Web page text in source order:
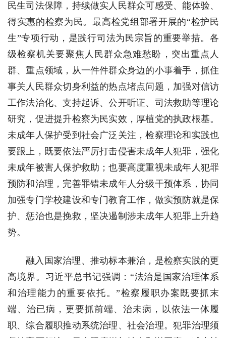
民生司法保障，持续做实人民群众可感受、能体验、
得实惠的检察为民。最高检党组部署开展的“检护民
生”专项行动，是践行司法为民宗旨的重要举措。各
级检察机关要聚焦人民群众急难愁盼，突出重点人
群、重点领域，从一件件群众身边的小事着手，抓住
事关人民群众切身利益的热点堵点问题，加强对信访
工作法治化、支持起诉、公开听证、司法救助等理论
研究，促进提升检察为民实效，厚植党的执政根基。
未成年人保护受到社会广泛关注，检察理论和实践也
要跟上，既要依法严厉打击侵害未成年人犯罪，强化
未成年被害人保护救助；也要高度重视未成年人犯罪
预防和治理，完善罪错未成年人分级干预体系，协同
加强专门学校建设和专门教育工作，做实预防就是保
护、惩治也是挽救，坚决遏制涉未成年人犯罪上升趋
势。
融入国家治理、推动标本兼治，是检察实践的更
高境界。习近平总书记强调：“法治是国家治理体系
和治理能力的重要依托。”检察履职办案既要抓末
端、治已病，更要抓前端、治未病，以依法一体履
职、综合履职推动系统治理、社会治理。犯罪治理须